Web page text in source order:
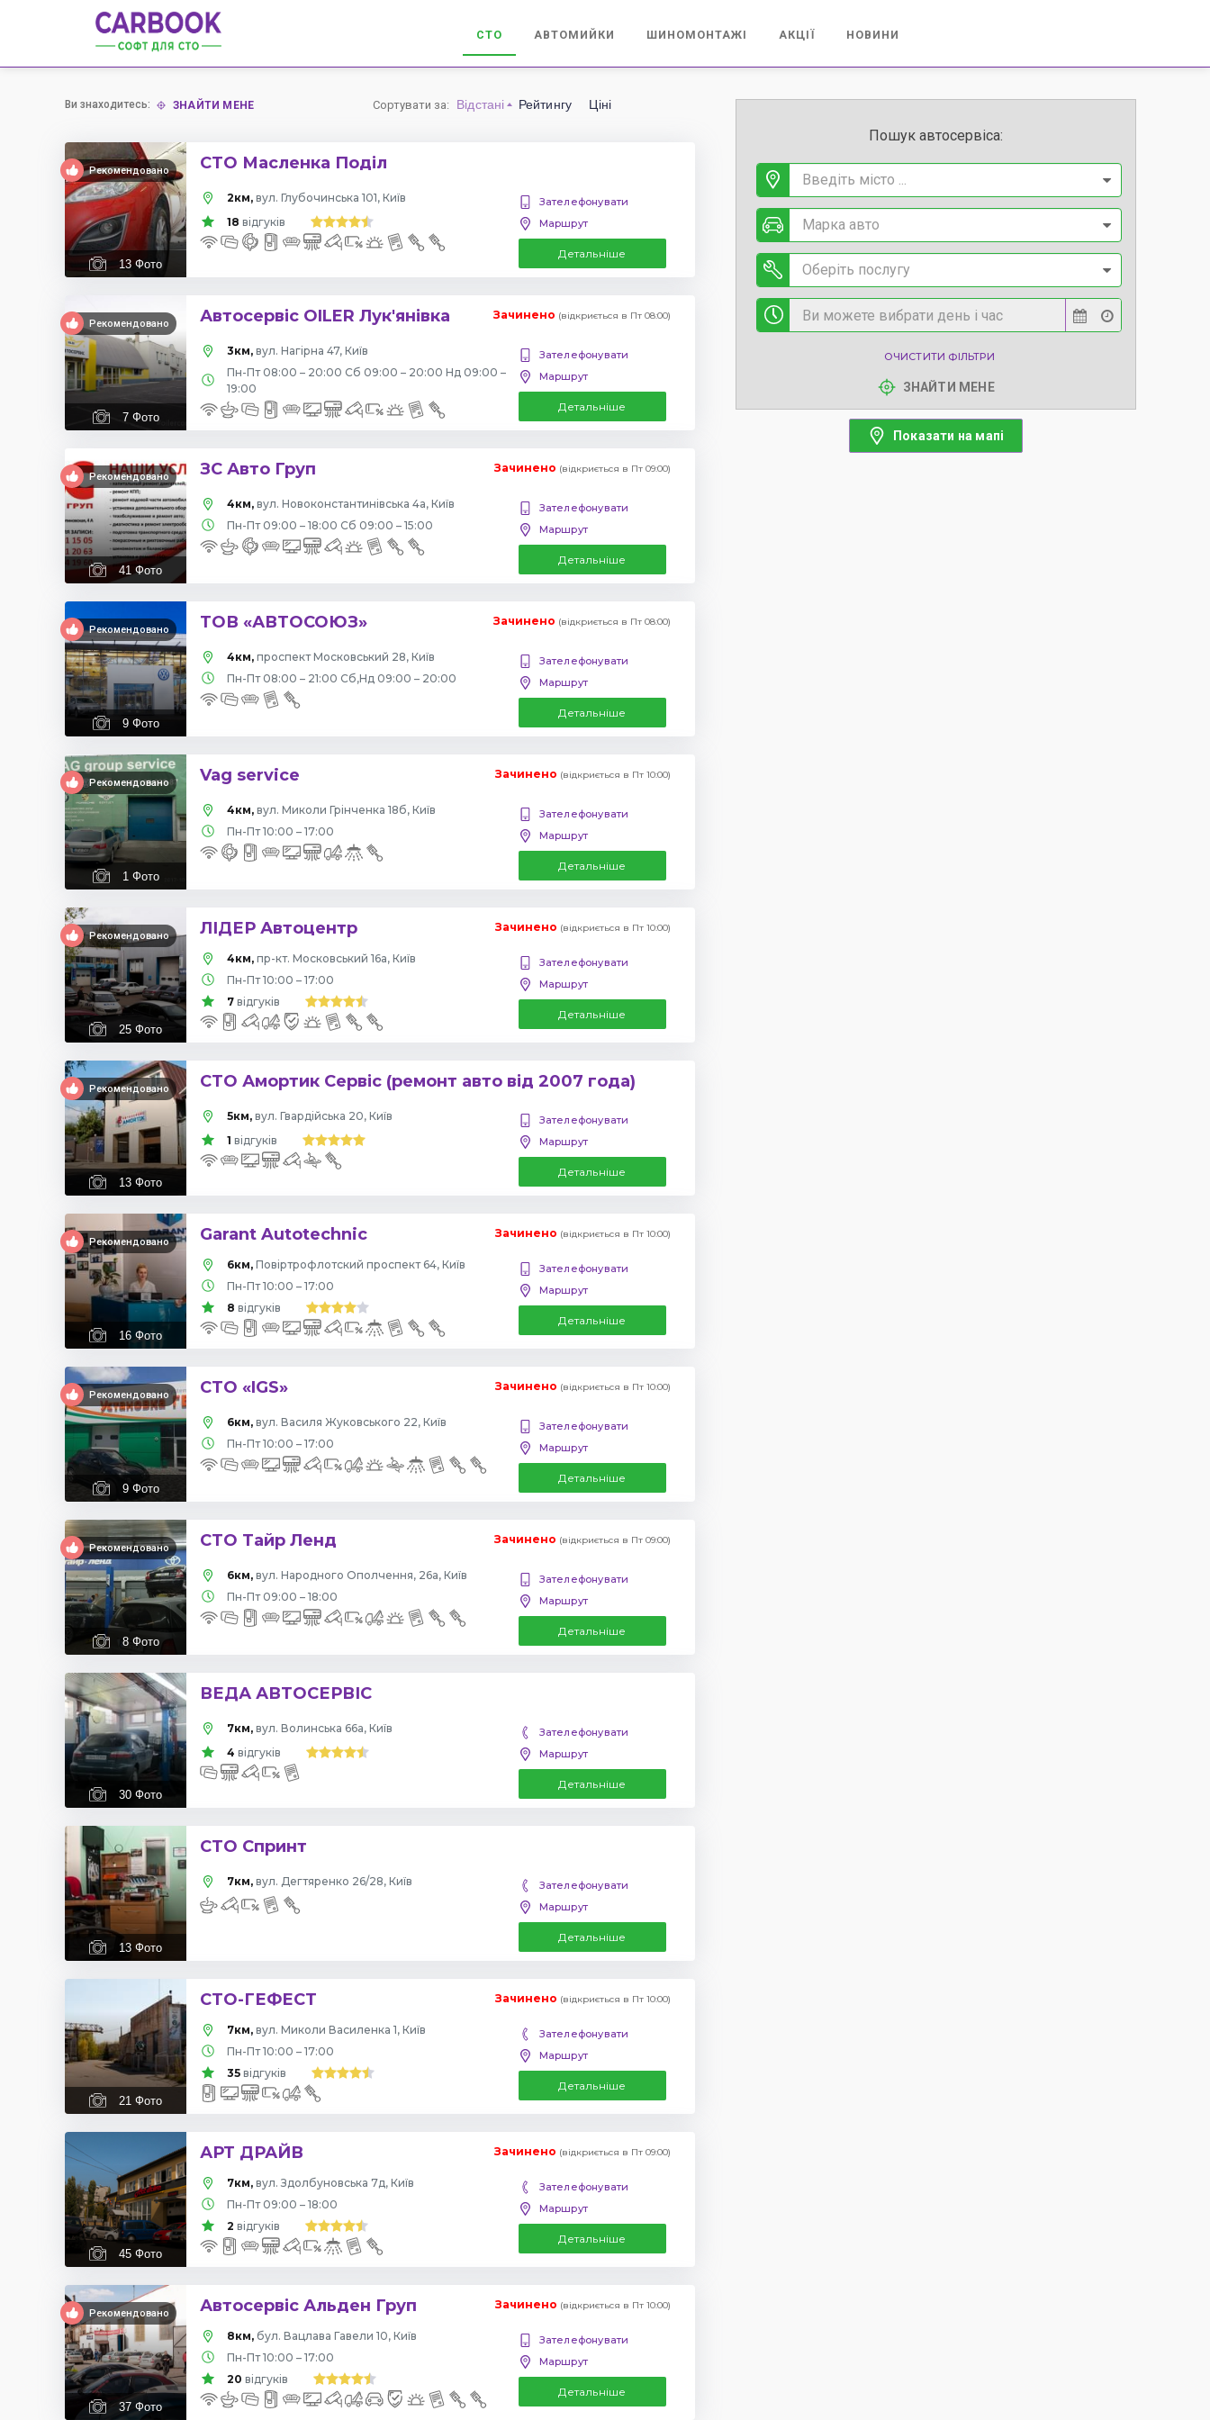
СТО АВТОМИЙКИ ШИНОМОНТАЖІ АКЦІЇ НОВИНИ
Ви знаходитесь: ЗНАЙТИ МЕНЕ Сортувати за: Відстані Рейтингу Ціні
Рекомендовано
13 Фото
СТО Масленка Поділ
2км, вул. Глубочинська 101, Київ
18 відгуків
Зателефонувати
Маршрут
Детальніше
Рекомендовано
7 Фото
Автосервіс OILER Лук'янівка Зачинено (відкриється в Пт 08:00)
3км, вул. Нагірна 47, Київ
Пн-Пт 08:00 – 20:00 Сб 09:00 – 20:00 Нд 09:00 –
19:00
Зателефонувати
Маршрут
Детальніше
Рекомендовано
41 Фото
ЗС Авто Груп Зачинено (відкриється в Пт 09:00)
4км, вул. Новоконстантинівська 4а, Київ
Пн-Пт 09:00 – 18:00 Сб 09:00 – 15:00
Зателефонувати
Маршрут
Детальніше
Рекомендовано
9 Фото
ТОВ «АВТОСОЮЗ» Зачинено (відкриється в Пт 08:00)
4км, проспект Московський 28, Київ
Пн-Пт 08:00 – 21:00 Сб,Нд 09:00 – 20:00
Зателефонувати
Маршрут
Детальніше
Рекомендовано
1 Фото
Vag service Зачинено (відкриється в Пт 10:00)
4км, вул. Миколи Грінченка 18б, Київ
Пн-Пт 10:00 – 17:00
Зателефонувати
Маршрут
Детальніше
Рекомендовано
25 Фото
ЛІДЕР Автоцентр Зачинено (відкриється в Пт 10:00)
4км, пр-кт. Московський 16а, Київ
Пн-Пт 10:00 – 17:00
7 відгуків
Зателефонувати
Маршрут
Детальніше
Рекомендовано
13 Фото
СТО Амортик Сервіс (ремонт авто від 2007 года)
5км, вул. Гвардійська 20, Київ
1 відгуків
Зателефонувати
Маршрут
Детальніше
Рекомендовано
16 Фото
Garant Autotechnic Зачинено (відкриється в Пт 10:00)
6км,
Повіртрофлотский проспект 64, Київ
Пн-Пт 10:00 – 17:00
8 відгуків
Зателефонувати
Маршрут
Детальніше
Рекомендовано
9 Фото
СТО «IGS» Зачинено (відкриється в Пт 10:00)
6км, вул. Василя Жуковського 22, Київ
Пн-Пт 10:00 – 17:00
Зателефонувати
Маршрут
Детальніше
Рекомендовано
8 Фото
СТО Тайр Ленд Зачинено (відкриється в Пт 09:00)
6км, вул. Народного Ополчення, 26а, Київ
Пн-Пт 09:00 – 18:00
Зателефонувати
Маршрут
Детальніше
30 Фото
ВЕДА АВТОСЕРВІС
7км, вул. Волинська 66а, Київ
4 відгуків
Зателефонувати
Маршрут
Детальніше
13 Фото
СТО Спринт
7км, вул. Дегтяренко 26/28, Київ
Зателефонувати
Маршрут
Детальніше
21 Фото
СТО-ГЕФЕСТ Зачинено (відкриється в Пт 10:00)
7км, вул. Миколи Василенка 1, Київ
Пн-Пт 10:00 – 17:00
35 відгуків
Зателефонувати
Маршрут
Детальніше
45 Фото
АРТ ДРАЙВ Зачинено (відкриється в Пт 09:00)
7км, вул. Здолбуновська 7д, Київ
Пн-Пт 09:00 – 18:00
2 відгуків
Зателефонувати
Маршрут
Детальніше
Рекомендовано
37 Фото
Автосервіс Альден Груп Зачинено (відкриється в Пт 10:00)
8км, бул. Вацлава Гавели 10, Київ
Пн-Пт 10:00 – 17:00
20 відгуків
Зателефонувати
Маршрут
Детальніше
Пошук автосервіса:
Введіть місто ...
Марка авто
Оберіть послугу
ОЧИСТИТИ ФІЛЬТРИ
ЗНАЙТИ МЕНЕ
Показати на мапі